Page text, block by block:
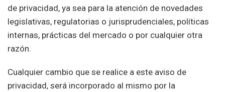
de privacidad, ya sea para la atención de novedades
legislativas, regulatorias o jurisprudenciales, políticas
internas, prácticas del mercado o por cualquier otra
razón.
Cualquier cambio que se realice a este aviso de
privacidad, será incorporado al mismo por la